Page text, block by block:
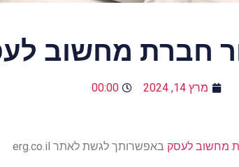
חברת מחשוב
מרץ 14, 2024 00:00
מחשוב לעסק באפשרותך לגשת לאתר erg.co.il